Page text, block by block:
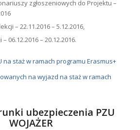
zgłoszeniowych do Projektu –
– 22.11.2016 – 5.12.2016,
06.12.2016 – 20.12.2016.
na staż w ramach programu Erasmus+
na wyjazd na staż w ramach
ubezpieczenia PZU
WOJAŻER